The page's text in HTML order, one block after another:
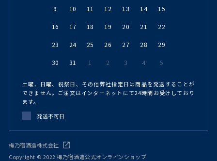
9 10 11 12 13 14 15
16 17 18 19 20 21 22
23 24 25 26 27 28 29
30 31 1 2 3 4 5
土曜、日曜、祝祭日、その他弊社指定日は商品を発送することが
できません。ご注文はインターネットにて24時間お受けしており
ます。
発送不可日
梅乃宿酒造株式会社
Copyright © 2022 梅乃宿酒造公式オンラインショップ